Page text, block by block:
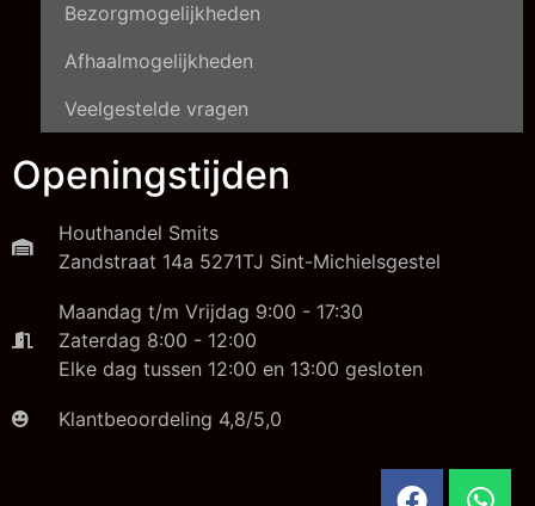
Bezorgmogelijkheden
Afhaalmogelijkheden
Veelgestelde vragen
Openingstijden
Houthandel Smits
Zandstraat 14a 5271TJ Sint-Michielsgestel
Maandag t/m Vrijdag 9:00 - 17:30
Zaterdag 8:00 - 12:00
Elke dag tussen 12:00 en 13:00 gesloten
Klantbeoordeling 4,8/5,0